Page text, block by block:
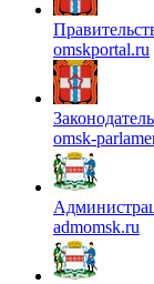
omskportal.ru
omsk-
admomsk.ru